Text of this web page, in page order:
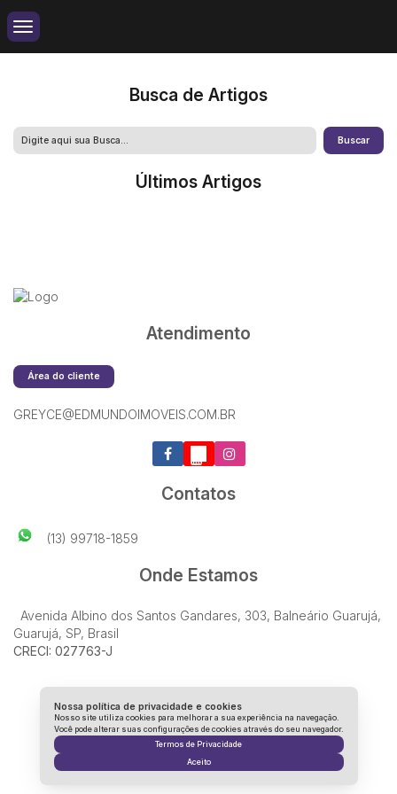
Nossa política de privacidade e cookies
Nosso site utiliza cookies para melhorar a sua experiência na navegação.
Você pode alterar suas configurações de cookies através do seu navegador.
Termos de Privacidade
Aceito
Busca de Artigos
Últimos Artigos
Atendimento
Área do cliente
GREYCE@EDMUNDOIMOVEIS.COM.BR
Contatos
(13) 99718-1859
Onde Estamos
Avenida Albino dos Santos Gandares, 303, Balneário Guarujá,
Guarujá, SP, Brasil
CRECI: 027763-J